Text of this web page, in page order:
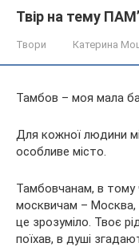
Твір на тему
Твори Катерина
Тамбов – моя мала
Для кожної людини
особливе місто.
Тамбовчанам, в тому
москвичам – Москва,
це зрозуміло. Твоє
поїхав, в душі